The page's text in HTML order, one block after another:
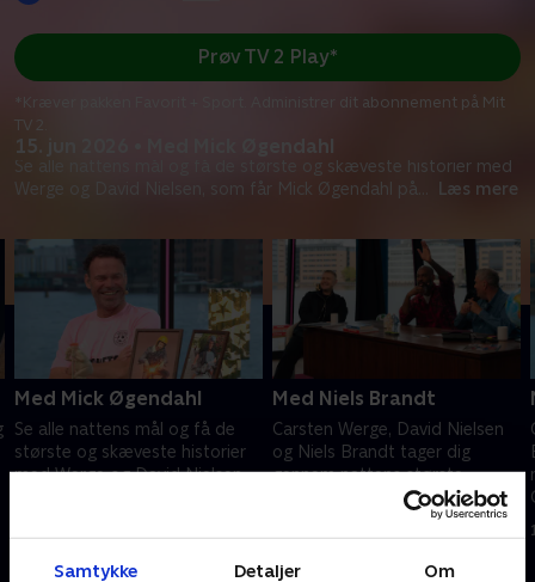
Samtykke Detaljer Om
15. jun 2026 • Med Mick Øgendahl
Se alle nattens mål og få de største og skæveste historier med
Werge og David Nielsen, som får Mick Øgendahl på
Læs mere
Prøv TV 2 Play*
*Kræver pakken Favorit + Sport. Administrer dit abonnement på Mit
TV 2.
Med Mick Øgendahl
Se alle nattens mål og få de
største og skæveste historier
med Werge og David Nielsen,
Med Niels Brandt
Carsten Werge, David Nielsen
og Niels Brandt tager dig
gennem nattens største